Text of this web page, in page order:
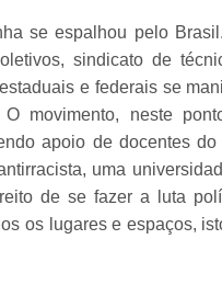
se espalhou pelo
sindicato de
e federais se
O movimento, neste
apoio de docentes
uma
de se fazer a luta
os lugares e espaços,